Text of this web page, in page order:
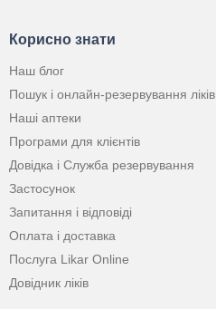
Корисно знати
Наш блог
Пошук і онлайн-резервування ліків
Наші аптеки
Програми для клієнтів
Довідка і Служба резервування
Застосунок
Запитання і відповіді
Оплата і доставка
Послуга Likar Online
Довідник ліків